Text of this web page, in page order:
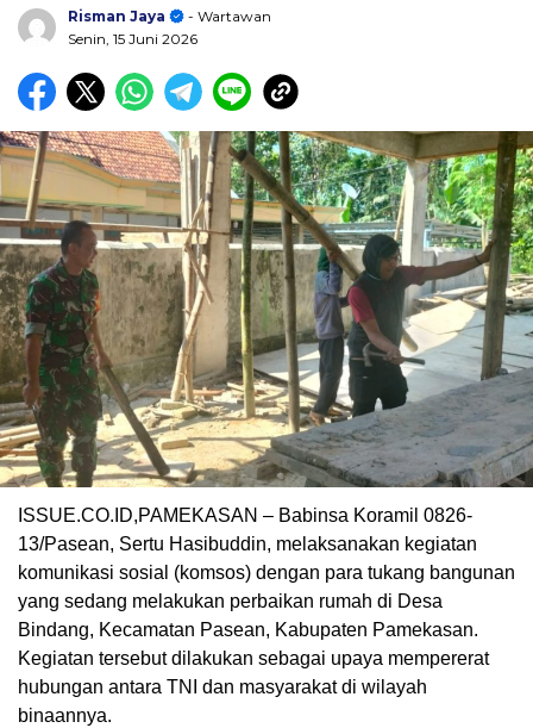
Risman Jaya
- Wartawan
Senin, 15 Juni 2026
ISSUE.CO.ID,PAMEKASAN – Babinsa Koramil 0826-
13/Pasean, Sertu Hasibuddin, melaksanakan kegiatan
komunikasi sosial (komsos) dengan para tukang bangunan
yang sedang melakukan perbaikan rumah di Desa
Bindang, Kecamatan Pasean, Kabupaten Pamekasan.
Kegiatan tersebut dilakukan sebagai upaya mempererat
hubungan antara TNI dan masyarakat di wilayah
binaannya.